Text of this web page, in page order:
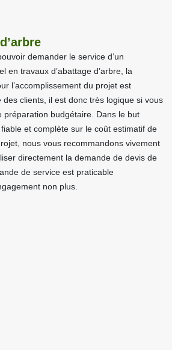
demander le service d’un
en travaux d’abattage d’arbre, la
l’accomplissement du projet est
clients, il est donc très logique si vous
préparation budgétaire. Dans le but
et complète sur le coût estimatif de
nous vous recommandons vivement
directement la demande de devis de
de service est praticable
non plus.